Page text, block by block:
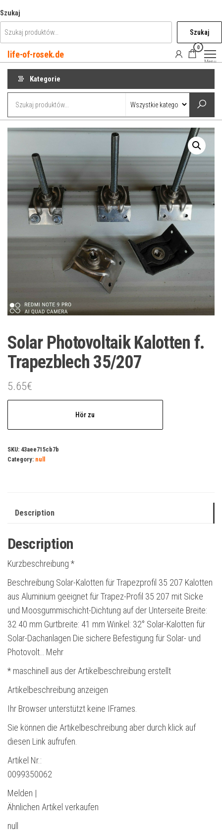
do
treści
Szukaj
Szukaj
life-of-rosek.de
0
Menu
Kategorie
Solar Photovoltaik Kalotten f.
Trapezblech 35/207
5.65€
Hör zu
SKU: 43aee715cb7b
Category: null
Description
Description
Kurzbeschreibung *
Beschreibung Solar-Kalotten für Trapezprofil 35 207 Kalotten
aus Aluminium geeignet für Trapez-Profil 35 207 mit Sicke
und Moosgummischicht-Dichtung auf der Unterseite Breite:
32 40 mm Gurtbreite: 41 mm Winkel: 32° Solar-Kalotten für
Solar-Dachanlagen Die sichere Befestigung für Solar- und
Photovolt… Mehr
* maschinell aus der Artikelbeschreibung erstellt
Artikelbeschreibung anzeigen
Ihr Browser unterstützt keine IFrames.
Sie können die Artikelbeschreibung aber durch klick auf
diesen Link aufrufen.
Artikel Nr.:
0099350062
Melden |
Ähnlichen Artikel verkaufen
null